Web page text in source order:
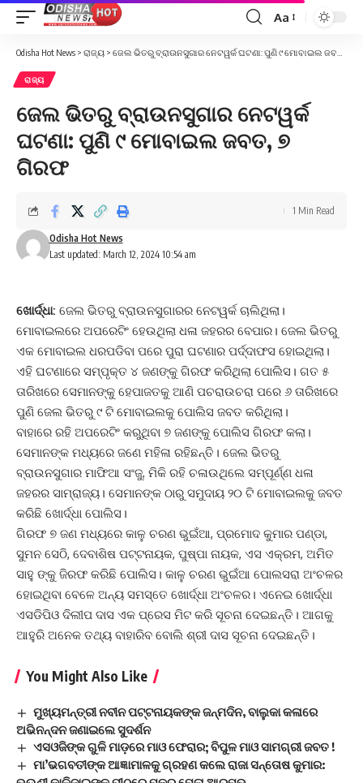
Font
Resizer
Aa
Odisha Hot News > ରାଜ୍ୟ > ଜେଲ ଭିତରୁ ବ୍ରାଉନସୁଗାର ନେଟୱର୍କ ଘଟଣା: ପୁଣି ୯ ମୋବାଇଲ ଜବତ, ୭ ଗିରଫ
ରାଜ୍ୟ
ଜେଲ ଭିତରୁ ବ୍ରାଉନସୁଗାର ନେଟୱର୍କ
ଘଟଣା: ପୁଣି ୯ ମୋବାଇଲ ଜବତ, ୭
ଗିରଫ
Last updated: March 12, 2024 10:54 am
Odisha Hot News
1 Min Read
ଖୋର୍ଦ୍ଧା: ଜେଲ ଭିତରୁ ବ୍ରାଉନସୁଗାରର ନେଟୱର୍କ ଚାଲିଥିଲା।
ମୋବାଇଲରେ ଅପରେଟିଂ ହେଉଥିଲା ଧଳା ଜହରର ବେପାର। ଜେଲ ଭିତରୁ
ଏକ ମୋବାଇଲ ଧରପଡିବା ପରେ ପୁରା ଘଟଣାର ପର୍ଦ୍ଦାଫସ ହୋଇଥିଲା।
ଏହି ଘଟଣାରେ ସମ୍ପୃକ୍ତ ୪ ଜଣଙ୍କୁ ଗିରଫ କରିଥିଲା ପୋଲିସ। ଗତ ୫
ତାରିଖରେ ସେମାନଙ୍କୁ ହେପାଜତକୁ ଆଣି ପଚରାଉଚରା ପରେ ୬ ତାରିଖରେ
ପୁଣି ଜେଲ ଭିତରୁ ୯ ଟି ମୋବାଇଲକୁ ପୋଲିସ ଜବତ କରିଥିଲା।
ବାହାରେ ରହି ଅପରେଟିଂ କରୁଥିବା ୭ ଜଣଙ୍କୁ ପୋଲିସ ଗିରଫ କଲା।
ସେମାନଙ୍କ ମଧ୍ୟରେ ଜଣେ ମହିଳା ରହିଛନ୍ତି। ଜେଲ ଭିତରୁ
ବ୍ରାଉନସୁଗାର ମାଫିଆ ସଂଜୁ, ମିକି ରହି ଚଳାଉଥିଲେ ସମ୍ପୂର୍ଣ୍ଣ ଧଳା
ଜହରର ସାମ୍ରାଜ୍ୟ। ସେମାନଙ୍କ ଠାରୁ ସମୁଦାୟ ୨୦ ଟି ମୋବାଇଲକୁ ଜବତ
କରିଛି ଖୋର୍ଦ୍ଧା ପୋଲିସ।
ଗିରଫ ୭ ଜଣ ମଧ୍ୟରେ କାଳୁ ଚରଣ ଭୁଇଁଆ, ପ୍ରମୋଦ କୁମାର ପଣ୍ଡା,
ସୁମନ ସେଠି, ଦେବାଶିଷ ପଟ୍ଟନାୟକ, ପୁଷ୍ପା ନାୟକ, ଏସ ଏକ୍ରମ, ଅମିତ
ସାହୁ ଙ୍କୁ ଜିରଫ କରିଛି ପୋଲିସ। କାଳୁ ଚରଣ ଭୁଇଁଆ ପୋଲସରା ଅଂଚଳର
ହୋଇଥିବା ବେଳେ ଅନ୍ୟ ସମସ୍ତେ ଖୋର୍ଦ୍ଧା ଅଂଚଳର। ଏନେଇ ଖୋର୍ଦ୍ଧା
ଏସଡିପିଓ ଦିଲୀପ ଦାସ ଏକ ପ୍ରେସ ମିଟ କରି ସୂଚନା ଦେଇଛନ୍ତି। ଆଗକୁ
ଆହୁରି ଅନେକ ତଥ୍ୟ ବାହାରିବ ବୋଲି ଶ୍ରୀ ଦାସ ସୂଚନା ଦେଇଛନ୍ତି।
You Might Also Like
ମୁଖ୍ୟମନ୍ତ୍ରୀ ନବୀନ ପଟ୍ଟନାୟକଙ୍କ ଜନ୍ମଦିନ, ବାଲୁକା କଳାରେ
ଅଭିନନ୍ଦନ ଜଣାଇଲେ ସୁଦର୍ଶନ
ଏସଓଜିଙ୍କ ଗୁଳି ମାଡ଼ରେ ମାଓ ଫେରାର; ବିପୁଳ ମାଓ ସାମଗ୍ରୀ ଜବତ !
ମା’ଭଗବତୀଙ୍କ ଆଜ୍ଞାମାଳକୁ ଗ୍ରହଣ କଲେ ରାଜା ସନ୍ତୋଷ କୁମାର: